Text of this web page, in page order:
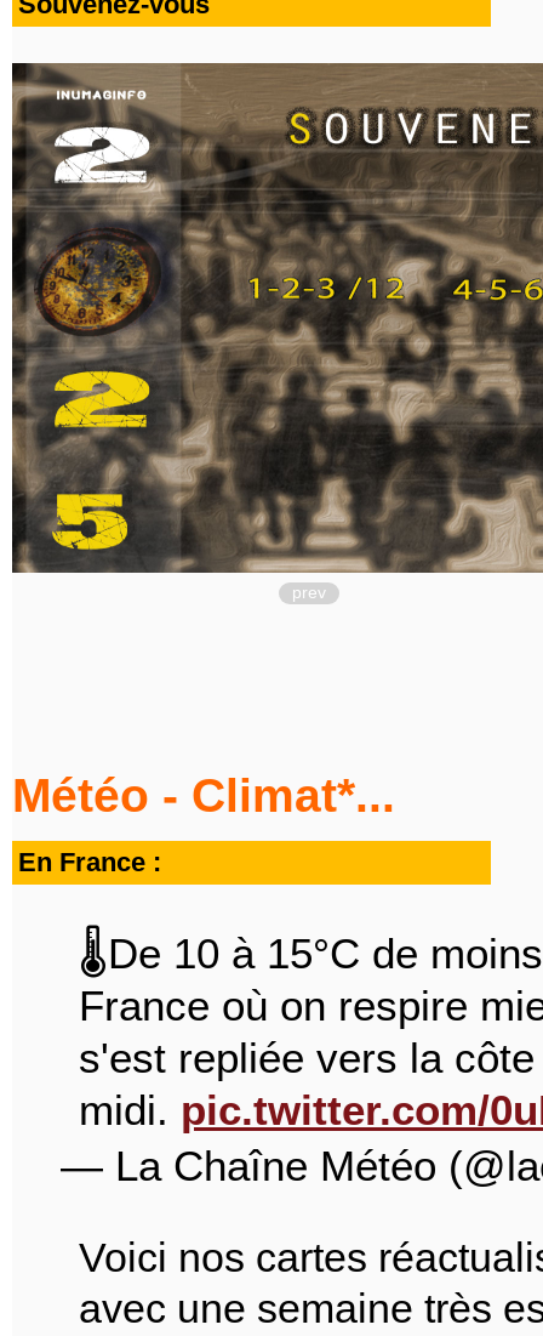
prev
Météo - Climat*...
En France :
🌡️De 10 à 15°C de
France où on respire
s'est repliée vers la
midi. pic.twitter.com/
— La Chaîne Météo
Voici nos cartes
avec une semaine très